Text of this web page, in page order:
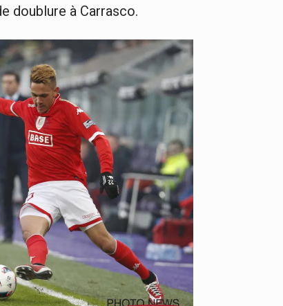
doublure à Carrasco.